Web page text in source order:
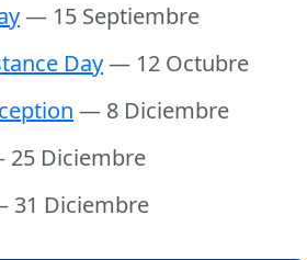
— 15 Septiembre
Day— 12 Octubre
— 8 Diciembre
Diciembre
31 Diciembre